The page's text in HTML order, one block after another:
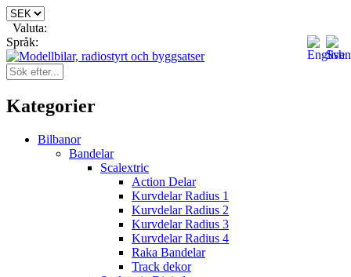
Valuta:
Språk:
Kategorier
Bilbanor
Bandelar
Scalextric
Action Delar
Kurvdelar Radius 1
Kurvdelar Radius 2
Kurvdelar Radius 3
Kurvdelar Radius 4
Raka Bandelar
Track dekor